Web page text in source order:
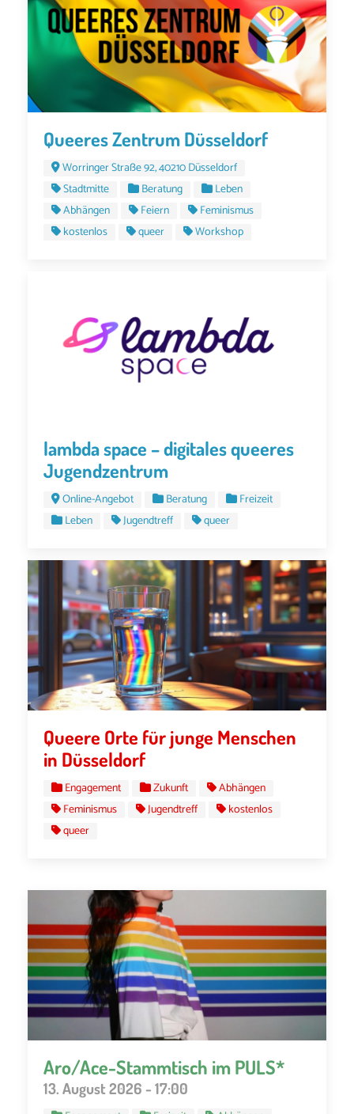
Queeres Zentrum Düsseldorf
Worringer Straße 92, 40210 Düsseldorf
Stadtmitte
Beratung
Leben
Abhängen
Feiern
Feminismus
kostenlos
queer Workshop
lambda space – digitales queeres
Jugendzentrum
Online-Angebot Beratung
Freizeit
Leben
Jugendtreff queer
Queere Orte für junge Menschen
in Düsseldorf
Engagement Zukunft
Abhängen
Feminismus
Jugendtreff
kostenlos
queer
Aro/Ace-Stammtisch im PULS*
13. August 2026 - 17:00